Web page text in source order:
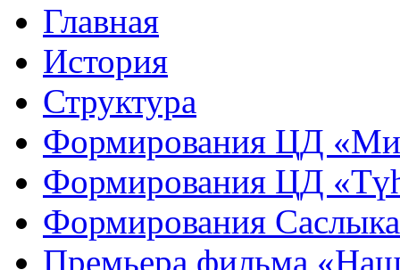
Главная
История
Структура
Формирования ЦД
Формирования ЦД
Формирования
Премьера фильма